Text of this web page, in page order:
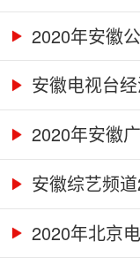
合...2020年安徽
安徽电视台
2020年安徽
安徽综艺频
2020年北京